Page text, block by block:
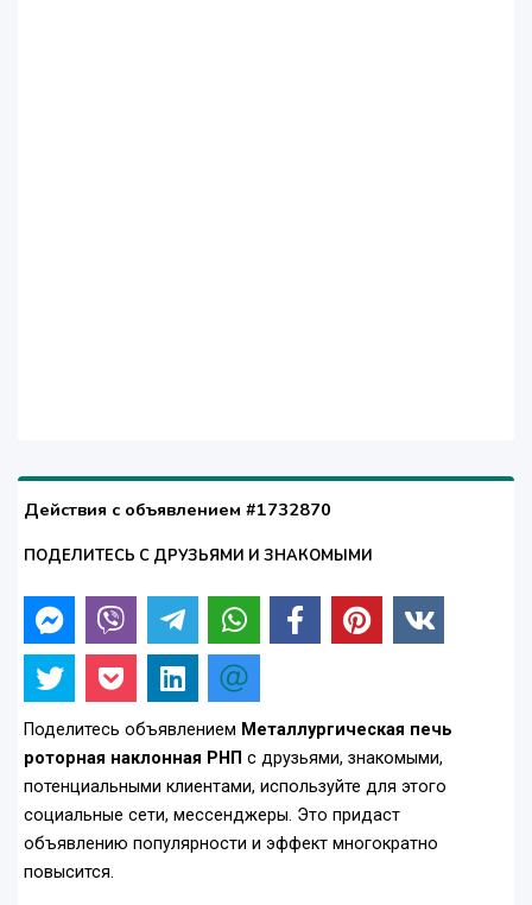
Действия с объявлением #1732870
ПОДЕЛИТЕСЬ С ДРУЗЬЯМИ И ЗНАКОМЫМИ
Поделитесь объявлением Металлургическая печь
роторная наклонная РНП с друзьями, знакомыми,
потенциальными клиентами, используйте для этого
социальные сети, мессенджеры. Это придаст
объявлению популярности и эффект многократно
повысится.